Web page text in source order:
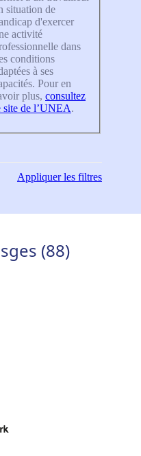
situation de
d'exercer
activité
dans
conditions
à ses
Pour en
plus, consultez
site de l’UNEA.
Appliquerles filtres
(88)